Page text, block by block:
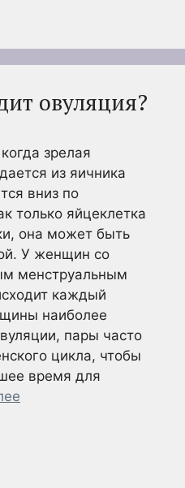
овуляция?
зрелая
из яичника
вниз по
только яйцеклетка
она может быть
У женщин со
менструальным
каждый
наиболее
пары часто
цикла, чтобы
время для